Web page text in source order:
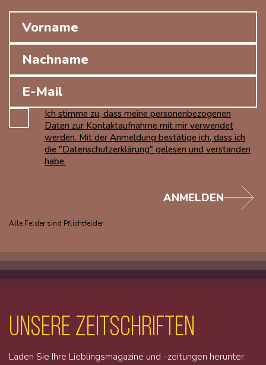
Ich stimme zu, dass meine personenbezogenen
Daten zur Kontaktaufnahme mit mir verwendet
werden. Mit der Anmeldung bestätige ich, dass ich
die "Datenschutzerklärung" gelesen und verstanden
habe.
Alle Felder sind Pflichtfelder
ANMELDEN
unsere Zeitschriften
Laden Sie Ihre Lieblingsmagazine und -zeitungen herunter.